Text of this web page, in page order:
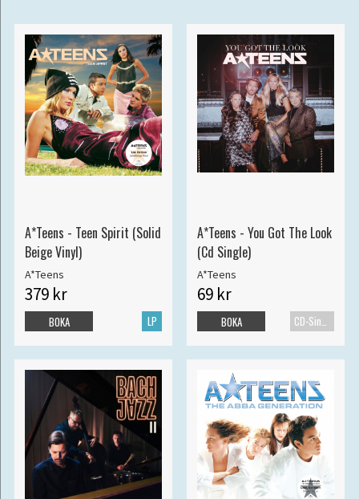
A*Teens - Teen Spirit (Solid
Beige Vinyl)
A*Teens
379 kr
LP
BOKA
A*Teens - You Got The Look
(Cd Single)
A*Teens
69 kr
BOKA